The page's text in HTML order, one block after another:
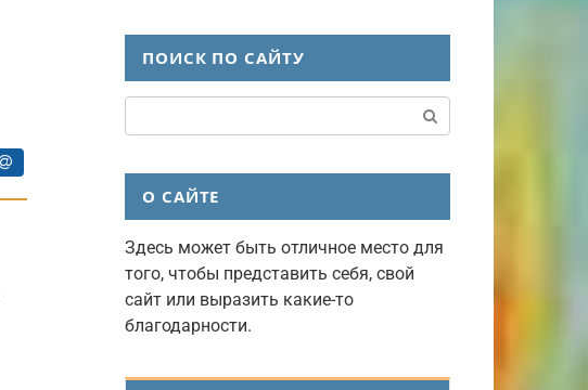
ПОИСК ПО САЙТУ
О САЙТЕ
Здесь может быть отличное место для
того, чтобы представить себя, свой
сайт или выразить какие-то
благодарности.